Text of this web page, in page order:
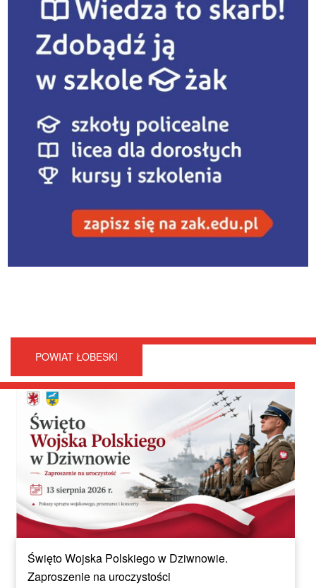
POWIAT ŁOBESKI
Święto Wojska Polskiego w Dziwnowie.
Zaproszenie na uroczystości